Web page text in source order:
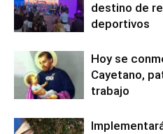
destino de
deportivos
Hoy se
Cayetano,
trabajo